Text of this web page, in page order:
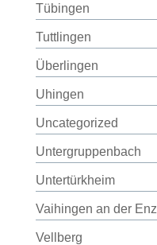
Tübingen
Tuttlingen
Überlingen
Uhingen
Uncategorized
Untergruppenbach
Untertürkheim
Vaihingen an der Enz
Vellberg